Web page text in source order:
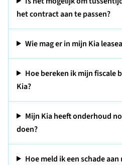
het contract aan te passen?
Wie mag er in mijn Kia
Hoe bereken ik mijn fiscale
Kia?
Mijn Kia heeft onderhoud
doen?
Hoe meld ik een schade